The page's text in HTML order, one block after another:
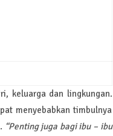
keluarga dan lingkungan.
menyebabkan timbulnya
“Penting juga bagi ibu – ibu